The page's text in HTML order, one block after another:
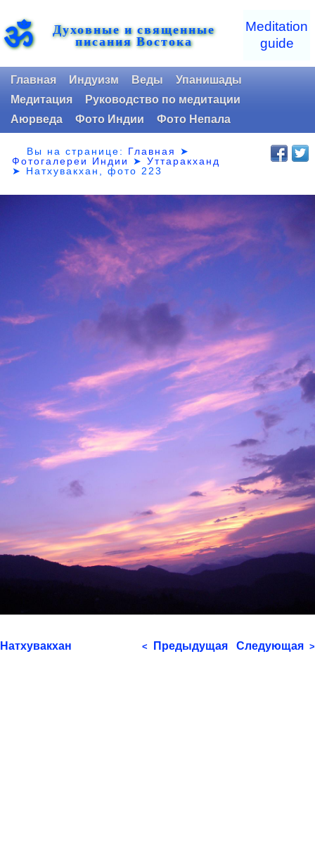
ॐ Духовные и священные
писания Востока
Meditation
guide
Главная Индуизм Веды
Упанишады
Медитация
Руководство по медитации
Аюрведа
Фото Индии Фото Непала
Вы на странице: Главная
➤
Фотогалереи Индии
➤Уттаракханд
➤ Натхувакхан, фото 223
Натхувакхан < Предыдущая Следующая >